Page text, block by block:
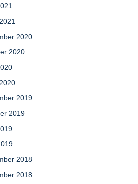
2020
2020
2019
2019
2018
2018